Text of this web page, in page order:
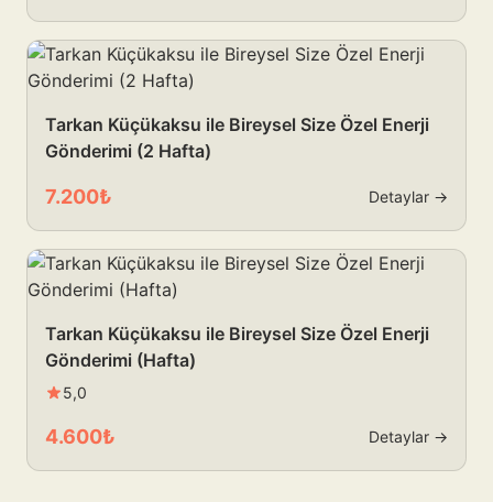
Tarkan Küçükaksu ile Bireysel Size Özel Enerji
Gönderimi (2 Hafta)
7.200₺ Detaylar →
Tarkan Küçükaksu ile Bireysel Size Özel Enerji
Gönderimi (Hafta)
5,0
4.600₺ Detaylar →